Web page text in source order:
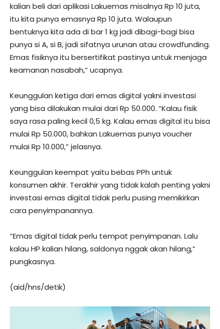
kalian beli dari aplikasi Lakuemas misalnya Rp 10 juta,
itu kita punya emasnya Rp 10 juta. Walaupun
bentuknya kita ada di bar 1 kg jadi dibagi-bagi bisa
punya si A, si B, jadi sifatnya urunan atau crowdfunding.
Emas fisiknya itu bersertifikat pastinya untuk menjaga
keamanan nasabah,” ucapnya.
Keunggulan ketiga dari emas digital yakni investasi
yang bisa dilakukan mulai dari Rp 50.000. “Kalau fisik
saya rasa paling kecil 0,5 kg. Kalau emas digital itu bisa
mulai Rp 50.000, bahkan Lakuemas punya voucher
mulai Rp 10.000,” jelasnya.
Keunggulan keempat yaitu bebas PPh untuk
konsumen akhir. Terakhir yang tidak kalah penting yakni
investasi emas digital tidak perlu pusing memikirkan
cara penyimpanannya.
“Emas digital tidak perlu tempat penyimpanan. Lalu
kalau HP kalian hilang, saldonya nggak akan hilang,”
pungkasnya.
(aid/hns/detik)